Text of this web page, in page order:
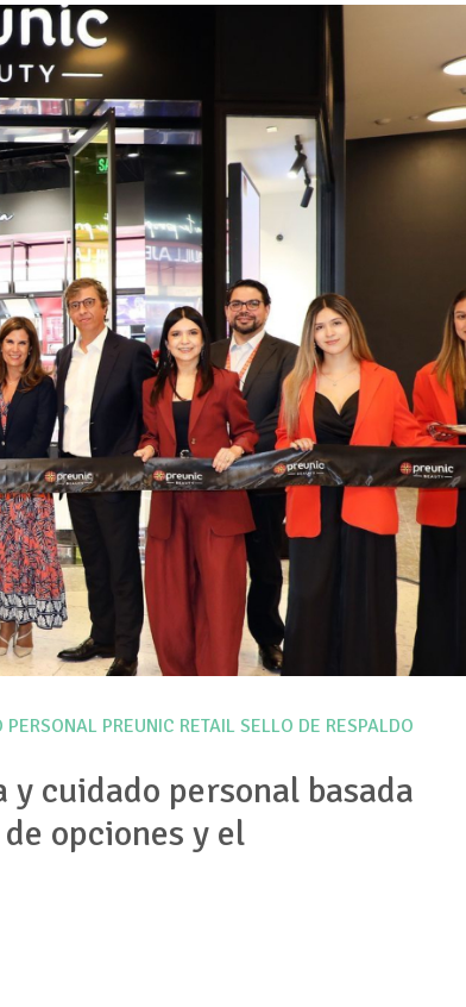
PERSONAL PREUNIC RETAIL SELLO DE RESPALDO
cuidado personal basada
opciones y el